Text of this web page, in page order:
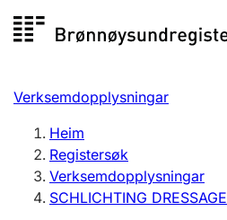
til
Registersøk
Aksjeselskap
Enkeltpersonføretak
Registrere, endre, slette
Verksemdopplysningar
Heim
Registersøk
Verksemdopplysningar
SCHLICHTING DRESSAGE